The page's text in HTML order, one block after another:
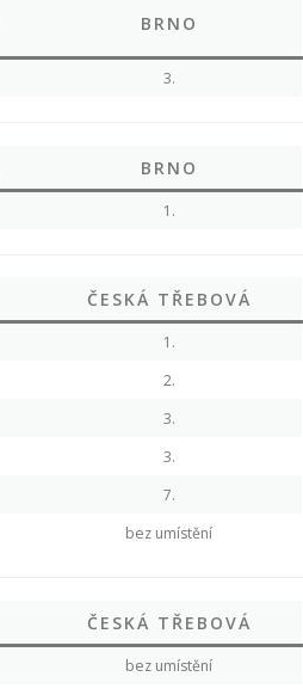
BRNO
3.
BRNO
1.
ČESKÁ TŘEBOVÁ
1.
2.
3.
3.
7.
bez umístění
ČESKÁ TŘEBOVÁ
bez umístění